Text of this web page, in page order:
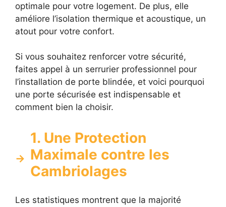
optimale pour votre logement. De plus, elle
améliore l’isolation thermique et acoustique, un
atout pour votre confort.
Si vous souhaitez renforcer votre sécurité,
faites appel à un serrurier professionnel pour
l’installation de porte blindée, et voici pourquoi
une porte sécurisée est indispensable et
comment bien la choisir.
1. Une Protection
Maximale contre les
Cambriolages
Les statistiques montrent que la majorité